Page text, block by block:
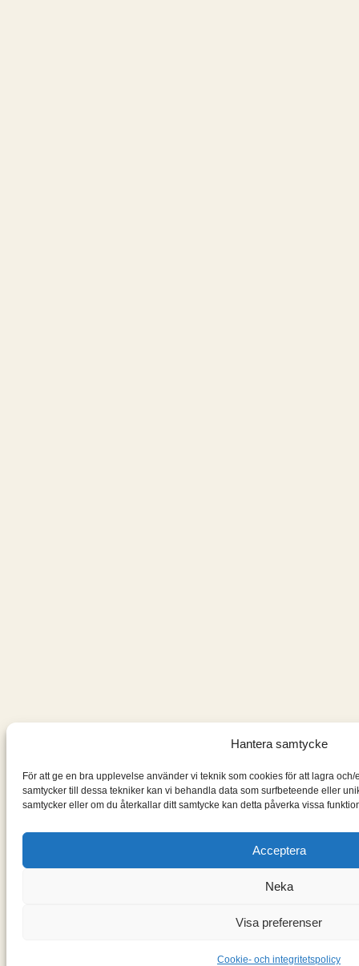
Hantera samtycke
För att ge en bra upplevelse använder vi teknik som cookies för att lagra
samtycker till dessa tekniker kan vi behandla data som surfbeteende eller
samtycker eller om du återkallar ditt samtycke kan detta påverka vissa
Acceptera
Neka
Visa preferenser
Cookie- och integritetspolicy